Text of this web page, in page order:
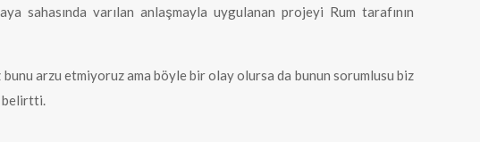
sahasında varılan anlaşmayla uygulanan projeyi Rum tarafının
bunu arzu etmiyoruz ama böyle bir olay olursa da bunun sorumlusu biz
belirtti.